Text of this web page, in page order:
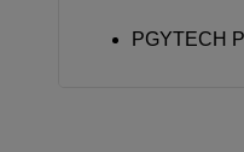
PGYTECH